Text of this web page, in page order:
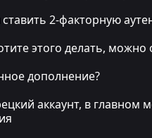
ставить 2-факторную
этого делать,
дополнение?
аккаунт, в